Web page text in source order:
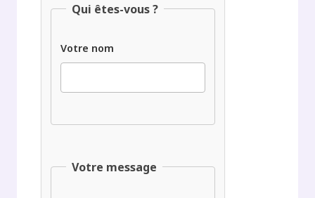
Qui êtes-vous ?
Votre nom
Votre message